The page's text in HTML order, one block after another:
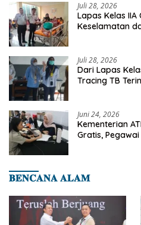
Juli 28, 2026
Lapas Kelas
Keselamatan
Juli 28, 2026
Dari Lapas
Tracing TB
Juni 24, 2026
Kementerian
Gratis,
𝐁𝐄𝐍𝐂𝐀𝐍𝐀 𝐀𝐋𝐀𝐌